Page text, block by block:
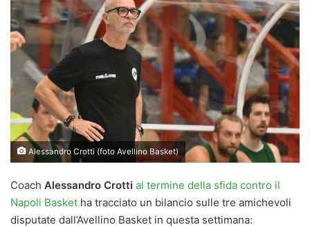
Alessandro Crotti (foto Avellino Basket)
Coach Alessandro Crotti al termine della sfida contro il
Napoli Basket ha tracciato un bilancio sulle tre amichevoli
disputate dall’Avellino Basket in questa settimana: